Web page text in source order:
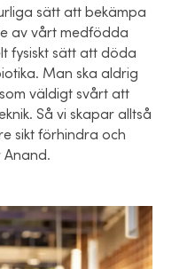
sätt att bekämpa
av vårt medfödda
fysiskt sätt att döda
Man ska aldrig
väldigt svårt att
Så vi skapar alltså
sikt förhindra och
Anand.